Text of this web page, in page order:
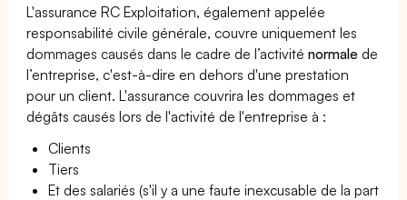
L'assurance RC Exploitation, également appelée
responsabilité civile générale, couvre uniquement les
dommages causés dans le cadre de l’activiténormale de
l’entreprise, c'est-à-dire en dehors d'une prestation
pour un client. L'assurance couvrira les dommages et
dégâts causés lors de l'activité de l'entreprise à :
Clients
Tiers
Et des salariés (s'il y a une faute inexcusable de la part